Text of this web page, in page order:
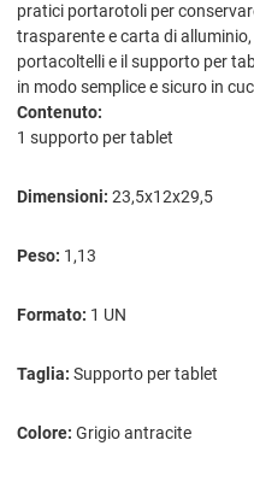
pratici portarotoli per
trasparente e carta di
portacoltelli e il supporto per
in modo semplice e sicuro in
Contenuto:
1 supporto per tablet
Dimensioni: 23,5x12x29,5
Peso: 1,13
Formato: 1 UN
Taglia: Supporto per tablet
Colore: Grigio antracite